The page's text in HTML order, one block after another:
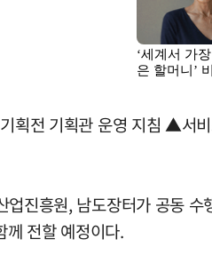
전 기획관 운영 지침 ▲서
진흥원, 남도장터가 공동
께 전할 예정이다.